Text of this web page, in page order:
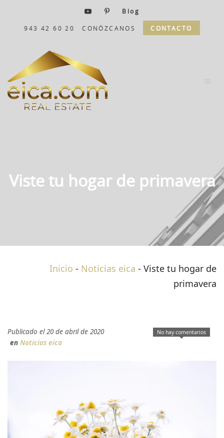
Blog
943 42 60 20 CONÓZCANOS CONTACTO
Viste tu hogar de primavera
Inicio - Noticias eica - Viste tu hogar de
primavera
No hay comentarios
Publicado el 20 de abril de 2020
en Noticias eica